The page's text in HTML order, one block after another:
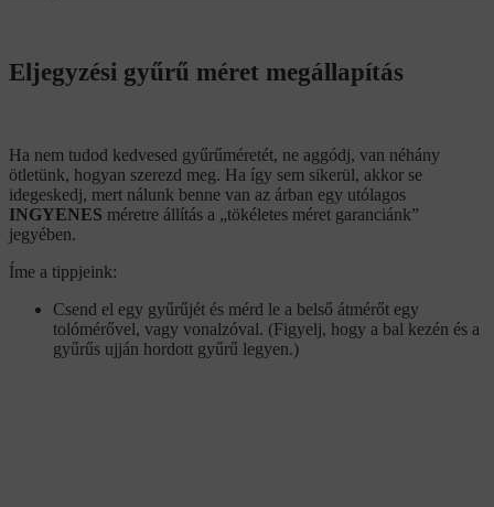
Eljegyzési gyűrű méret megállapítás
Ha nem tudod kedvesed gyűrűméretét, ne aggódj, van néhány
ötletünk, hogyan szerezd meg. Ha így sem sikerül, akkor se
idegeskedj, mert nálunk benne van az árban egy utólagos
INGYENES méretre állítás a „tökéletes méret garanciánk”
jegyében.
Íme a tippjeink:
Csend el egy gyűrűjét és mérd le a belső átmérőt egy
tolómérővel, vagy vonalzóval. (Figyelj, hogy a bal kezén és a
gyűrűs ujján hordott gyűrű legyen.)